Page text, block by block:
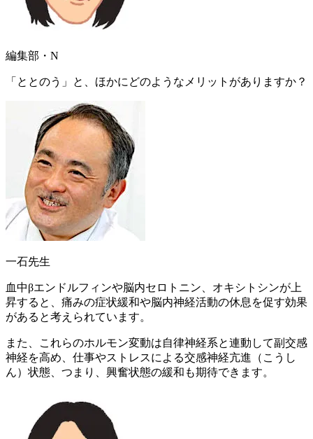
編集部・N
「ととのう」と、ほかにどのようなメリットがありますか？
一石先生
血中βエンドルフィンや脳内セロトニン、オキシトシンが上
昇すると、 痛みの症状緩和や脳内神経活動の休息を促す効果
があると考えられています。
また、これらのホルモン変動は自律神経系と連動して副交感
神経を高め、仕事やストレスによる交感神経亢進（こうし
ん）状態、つまり、 興奮状態の緩和も期待できます。